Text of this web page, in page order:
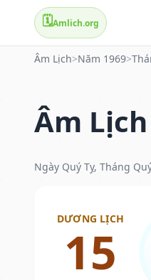
🗓️Amlich.org
Âm Lịch>Năm 1969>
Âm
Ngày Quý Tỵ, Tháng
DƯƠNG LỊCH
15